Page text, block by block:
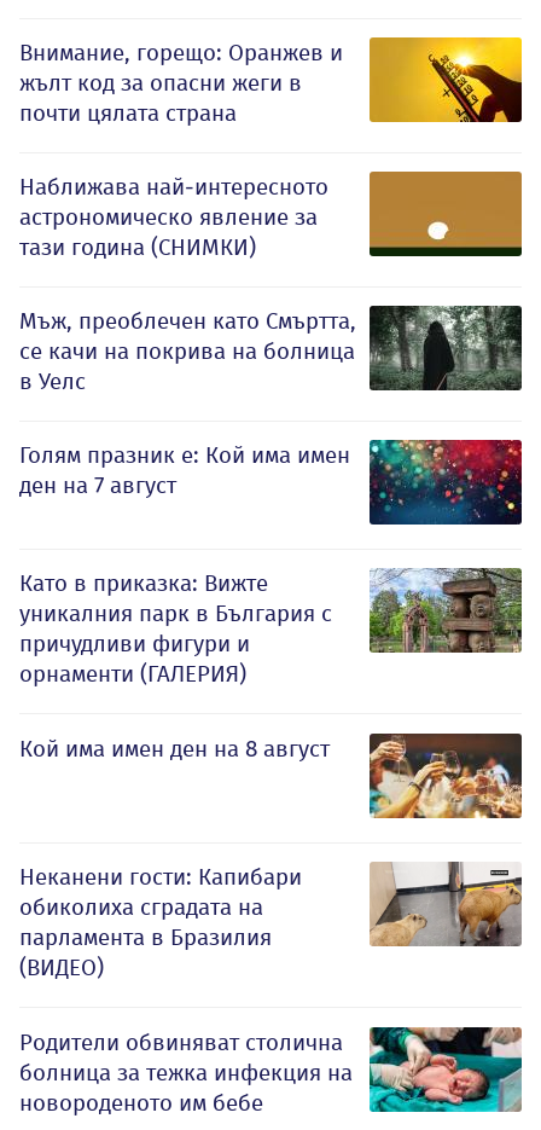
Внимание, горещо: Оранжев и
жълт код за опасни жеги в
почти цялата страна
Наближава най-интересното
астрономическо явление за
тази година (СНИМКИ)
Мъж, преоблечен като Смъртта,
се качи на покрива на болница
в Уелс
Голям празник е: Кой има имен
ден на 7 август
Като в приказка: Вижте
уникалния парк в България с
причудливи фигури и
орнаменти (ГАЛЕРИЯ)
Кой има имен ден на 8 август
Неканени гости: Капибари
обиколиха сградата на
парламента в Бразилия
(ВИДЕО)
Родители обвиняват столична
болница за тежка инфекция на
новороденото им бебе